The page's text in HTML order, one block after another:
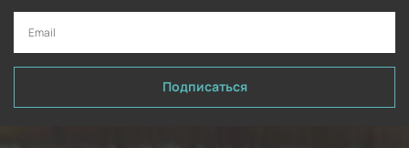
Подписаться